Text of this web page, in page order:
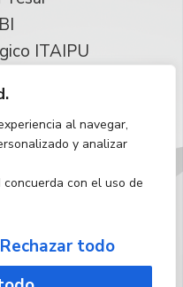
al navegar,
y analizar
con el uso de
Rechazar todo
ITAIPU
los derechos